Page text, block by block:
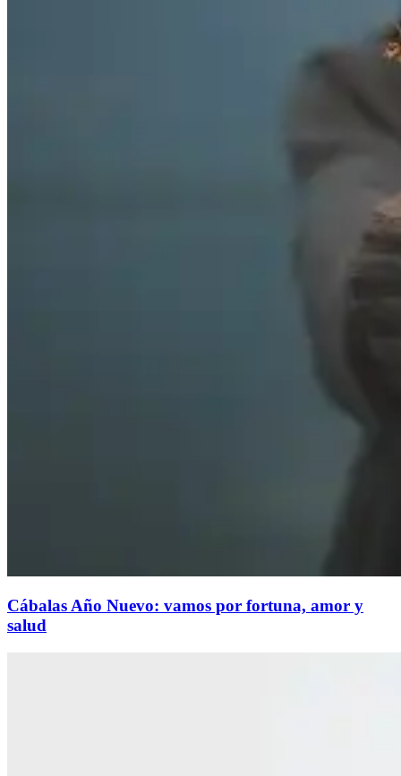
Cábalas Año Nuevo: vamos por fortuna, amor y
salud